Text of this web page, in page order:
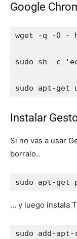
Google
wget -q -O -
sudo sh -c
sudo apt-get
Instalar
Si no vas a usar
borralo..
sudo apt-get
… y luego instala
sudo add-